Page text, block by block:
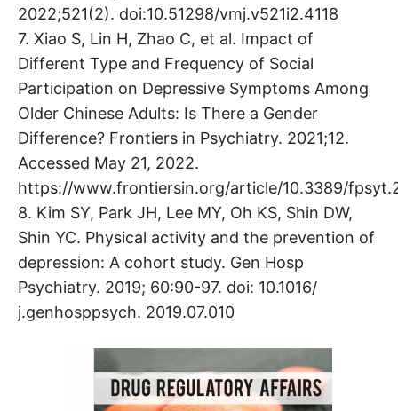
2022;521(2). doi:10.51298/vmj.v521i2.4118
7. Xiao S, Lin H, Zhao C, et al. Impact of
Different Type and Frequency of Social
Participation on Depressive Symptoms Among
Older Chinese Adults: Is There a Gender
Difference? Frontiers in Psychiatry. 2021;12.
Accessed May 21, 2022.
https://www.frontiersin.org/article/10.3389/
8. Kim SY, Park JH, Lee MY, Oh KS, Shin DW,
Shin YC. Physical activity and the prevention of
depression: A cohort study. Gen Hosp
Psychiatry. 2019; 60:90-97. doi: 10.1016/
j.genhosppsych. 2019.07.010